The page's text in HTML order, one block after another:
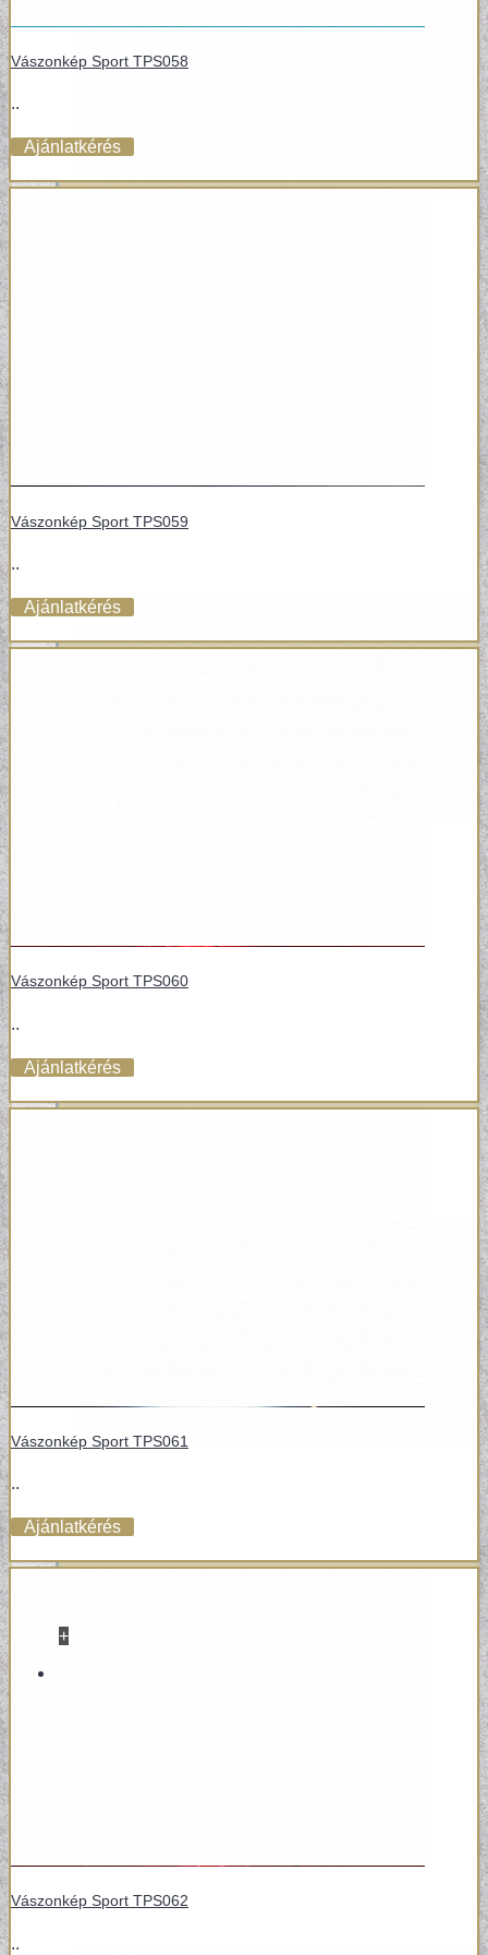
+
Vászonkép Sport TPS058
..
Ajánlatkérés
Vászonkép Sport TPS059
..
Ajánlatkérés
Vászonkép Sport TPS060
..
Ajánlatkérés
Vászonkép Sport TPS061
..
Ajánlatkérés
Vászonkép Sport TPS062
..